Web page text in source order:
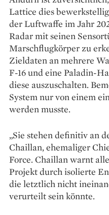
Lattice dies
der Luftwaffe im Jahr
Radar mit seinen
Marschflugkörper zu
Zieldaten an mehrere
F-16 und eine Paladin-
diese auszuschalten.
System nur von einem
werden musste.
„Sie stehen definitiv an
Chaillan, ehemaliger
Force. Chaillan warnt
Projekt durch isolierte
die letztlich nicht
verurteilt sein könnte.